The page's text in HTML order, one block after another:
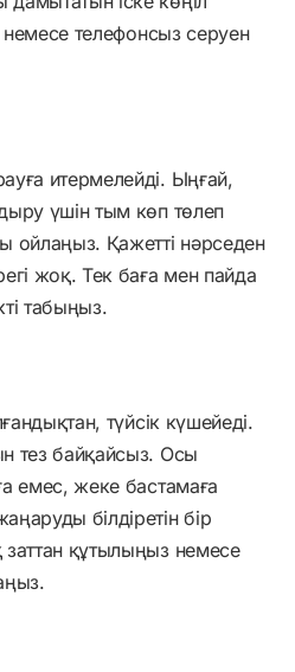
немесе телефонсыз серуен
итермелейді. Ыңғай,
үшін тым көп төлеп
ойлаңыз. Қажетті нәрседен
жоқ. Тек баға мен пайда
табыңыз.
түйсік күшейеді.
тез байқайсыз. Осы
емес, жеке бастамаға
білдіретін бір
құтылыңыз немесе